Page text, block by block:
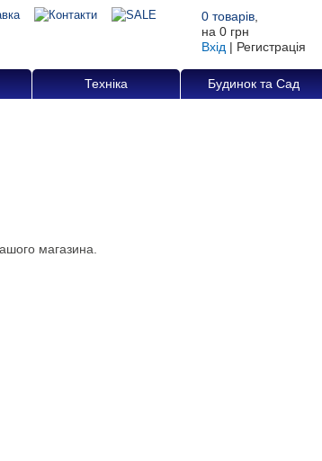
0 товарів
на 0 грн
Вхід | Регистрація
Техніка Будинок та Сад
магазина.